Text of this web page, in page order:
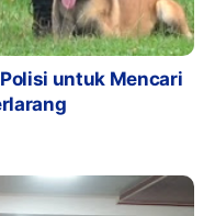
untuk Mencari